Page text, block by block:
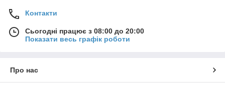
Контакти
Сьогодні працює з 08:00 до 20:00
Показати весь графік роботи
Про нас